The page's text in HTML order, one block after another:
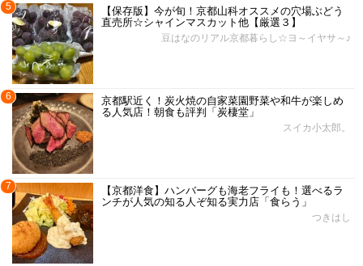
5
【保存版】今が旬！京都山科オススメの穴場ぶどう
直売所☆シャインマスカット他【厳選３】
豆はなのリアル京都暮らし☆ヨ～イヤサ～♪
6
京都駅近く！炭火焼の自家菜園野菜や和牛が楽しめ
る人気店！朝食も評判「炭棲堂」
スイカ小太郎。
7
【京都洋食】ハンバーグも海老フライも！選べるラ
ンチが人気の知る人ぞ知る実力店「食らう」
つきはし